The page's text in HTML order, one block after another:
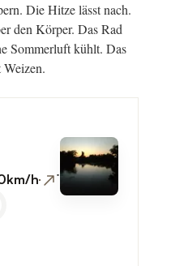
Die Hitze lässt nach.
den Körper. Das Rad
Sommerluft kühlt. Das